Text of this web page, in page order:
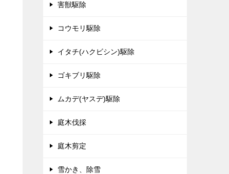
害獣駆除
コウモリ駆除
イタチ(ハクビシン)駆除
ゴキブリ駆除
ムカデ(ヤスデ)駆除
庭木伐採
庭木剪定
雪かき、除雪